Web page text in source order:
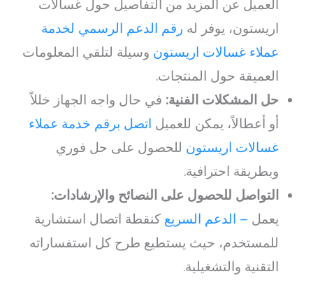
العميل عن المزيد من التفاصيل حول غسالات
اريستون، يوفر له رقم الدعم الرسمي لخدمة
عملاء غسالات اريستون وسيلة لتلقي المعلومات
العميقة حول المنتجات.
حل المشكلات الفنية: في حال واجه الجهاز خللاً
أو أعطالاً، يمكن للعميل اتصل برقم خدمة عملاء
غسالات اريستون للحصول على حل فوري
وبطريقة احترافية.
التواصل للحصول على النصائح والإرشادات:
يعمل – الدعم السريع كنقطة اتصال استشارية
للمستخدم، حيث يستطيع طرح كل استفساراته
التقنية والتشغيلية.